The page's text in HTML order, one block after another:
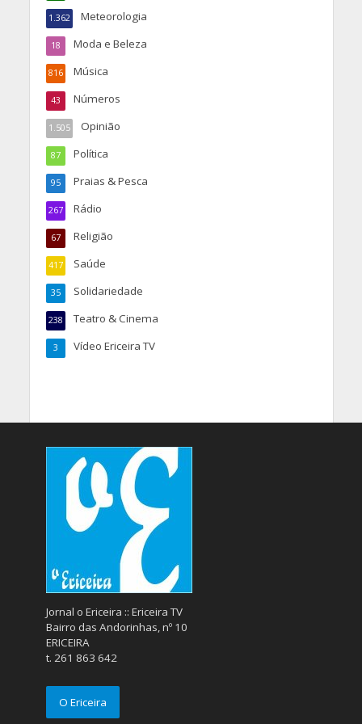
Meteorologia
1.362
Moda e Beleza
18
Música
816
Números
43
Opinião
1.505
Política
87
Praias & Pesca
95
Rádio
267
Religião
67
Saúde
417
Solidariedade
35
Teatro & Cinema
238
Vídeo Ericeira TV
3
Jornal o Ericeira :: Ericeira TV
Bairro das Andorinhas, nº 10
ERICEIRA
t. 261 863 642
O Ericeira